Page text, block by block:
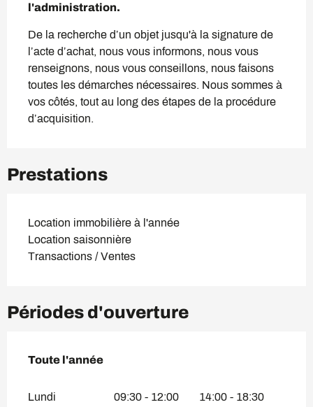
l'administration.
De la recherche d’un objet jusqu'à la signature de
l’acte d’achat, nous vous informons, nous vous
renseignons, nous vous conseillons, nous faisons
toutes les démarches nécessaires. Nous sommes à
vos côtés, tout au long des étapes de la procédure
d’acquisition.
Prestations
Location immobilière à l'année
Location saisonnière
Transactions / Ventes
Périodes d'ouverture
Toute l'année
Toute l'année
Lundi 09:30 - 12:00 14:00 - 18:30